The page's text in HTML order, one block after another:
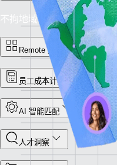
不拘地域，唯才是聘：更快
Remote 招聘平台
员工成本计算器
AI 智能匹配
人才洞察